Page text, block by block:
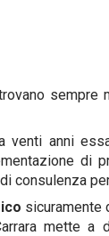
sempre
venti anni
di
consulenza
sicuramente
mette